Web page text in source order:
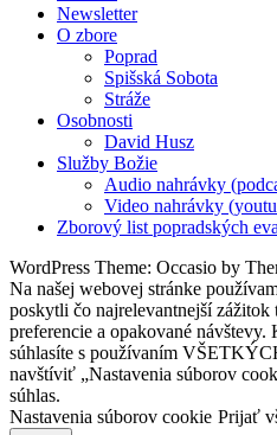
Newsletter
O zbore
Poprad
Spišská Sobota
Stráže
Osobnosti
David Husz
Služby Božie
Audio nahrávky
Video nahrávky
Zborový list popradských
WordPress Theme: Occasio by
Na našej webovej stránke
poskytli čo najrelevantnejší zážitok
preferencie a opakované
súhlasíte s používaním
navštíviť „Nastavenia súborov
súhlas.
Nastavenia súborov cookie Prijať